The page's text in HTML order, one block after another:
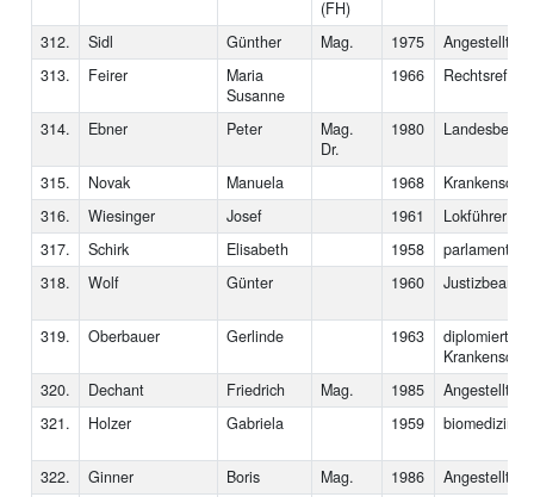
(FH)
312.
Sidl Günther Mag. 1975
Angestellter
313.
Feirer
Maria
Susanne
1966
314. Ebner Peter
Mag.
Dr.
1980
315. Novak Manuela 1968
316.
Wiesinger Josef 1961
Lokführer
317.
Schirk Elisabeth 1958
318.
Wolf Günter 1960
319. Oberbauer Gerlinde 1963
diplomierte
320.
Dechant Friedrich Mag. 1985
Angestellter
321.
Holzer Gabriela 1959
322. Ginner Boris Mag. 1986
Angestellter